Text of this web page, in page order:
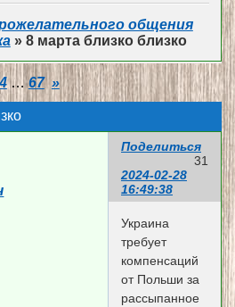
общения
» 8 марта близко близко
… 67 »
Поделиться
31
2024-02-28
16:49:38
Украина
требует
компенсаций
от Польши за
рассыпанное